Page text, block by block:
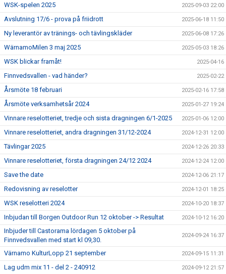
WSK-spelen 2025 2025-09-03 22:00
Avslutning 17/6 - prova på friidrott 2025-06-18 11:50
Ny leverantör av tränings- och tävlingskläder 2025-06-08 17:26
WärnamoMilen 3 maj 2025 2025-05-03 18:26
WSK blickar framåt! 2025-04-16
Finnvedsvallen - vad händer? 2025-02-22
Årsmöte 18 februari 2025-02-16 17:58
Årsmöte verksamhetsår 2024 2025-01-27 19:24
Vinnare reselotteriet, tredje och sista dragningen 6/1-2025 2025-01-06 12:00
Vinnare reselotteriet, andra dragningen 31/12-2024 2024-12-31 12:00
Tävlingar 2025 2024-12-26 20:33
Vinnare reselotteriet, första dragningen 24/12 2024 2024-12-24 12:00
Save the date 2024-12-06 21:17
Redovisning av reselotter 2024-12-01 18:25
WSK reselotteri 2024 2024-10-20 18:37
Inbjudan till Borgen Outdoor Run 12 oktober -> Resultat 2024-10-12 16:20
Inbjuder till Castorama lördagen 5 oktober på
Finnvedsvallen med start kl 09,30.
2024-09-24 16:37
Värnamo KulturLopp 21 september 2024-09-15 11:31
Lag udm mix 11 - del 2 - 240912 2024-09-12 21:57